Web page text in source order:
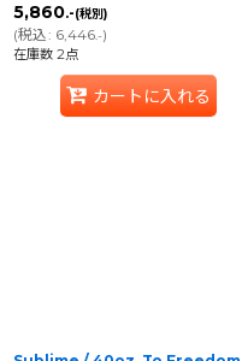
5,860.-(税別)
(税込: 6,446.-)
在庫数 2点
カートに入れる